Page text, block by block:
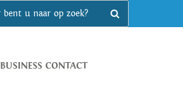
BUSINESS CONTACT